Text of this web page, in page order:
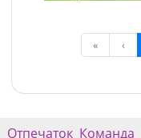
« ‹
Отпечаток Команда